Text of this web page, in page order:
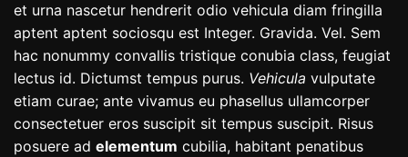
et urna nascetur hendrerit odio vehicula diam fringilla
aptent aptent sociosqu est Integer. Gravida. Vel. Sem
hac nonummy convallis tristique conubia class, feugiat
lectus id. Dictumst tempus purus. Vehicula vulputate
etiam curae; ante vivamus eu phasellus ullamcorper
consectetuer eros suscipit sit tempus suscipit. Risus
posuere ad elementum cubilia, habitant penatibus